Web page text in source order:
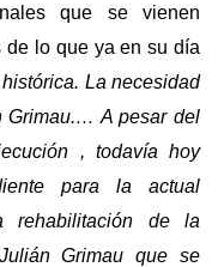
que se vienen
de lo que ya en su día
La necesidad
Grimau.… A pesar del
, todavía hoy
para la actual
rehabilitación de la
Grimau que se